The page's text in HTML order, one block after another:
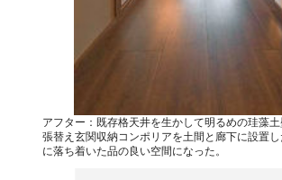
アフター：既存格天井を生かして明るめの珪藻
張替え玄関収納コンポリアを土間と廊下に設置し
に落ち着いた品の良い空間になった。